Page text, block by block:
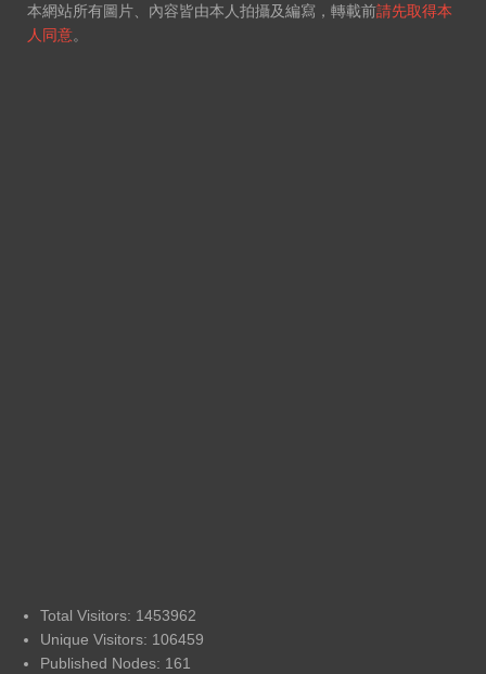
本網站所有圖片、內容皆由本人拍攝及編寫，轉載前請先取得本
人同意。
Total Visitors: 1453962
Unique Visitors: 106459
Published Nodes: 161